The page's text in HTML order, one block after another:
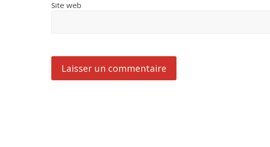
Site web